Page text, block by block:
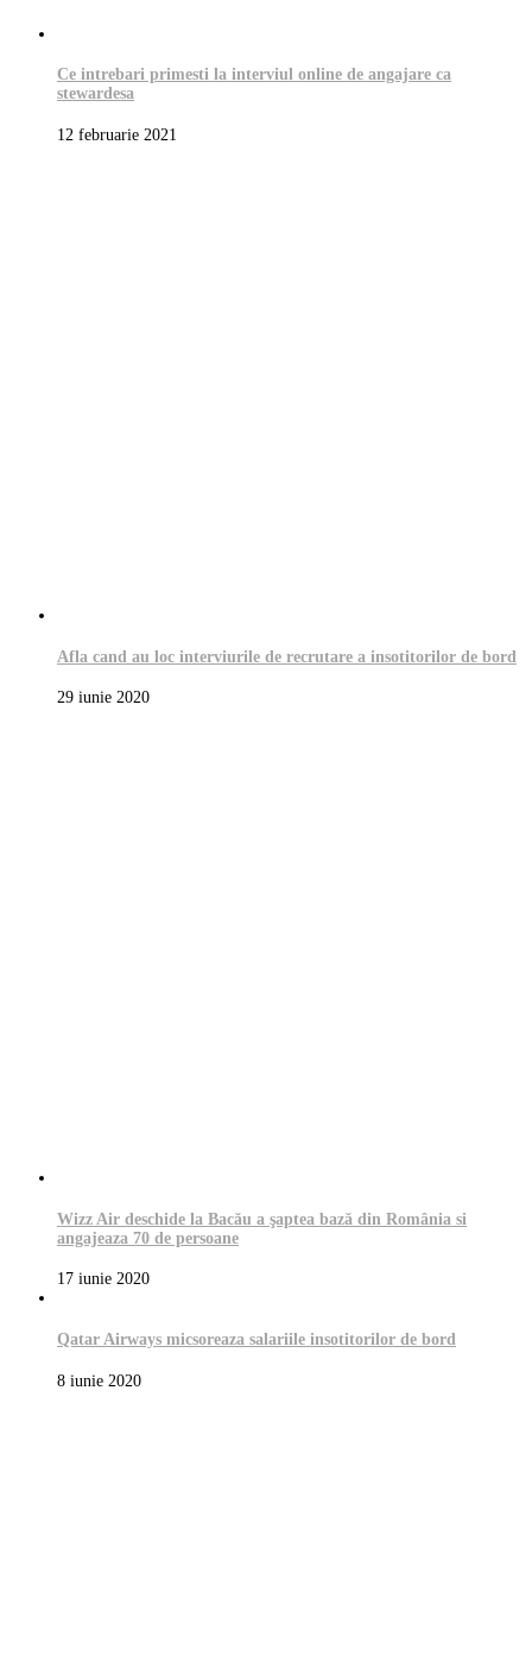
Ce intrebari primesti la interviul online de angajare ca
stewardesa
12 februarie 2021
Afla cand au loc interviurile de recrutare a insotitorilor de bord
29 iunie 2020
Wizz Air deschide la Bacău a şaptea bază din România si
angajeaza 70 de persoane
17 iunie 2020
Qatar Airways micsoreaza salariile insotitorilor de bord
8 iunie 2020